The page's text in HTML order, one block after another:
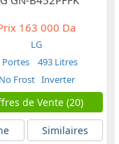
163 000 Da
LG
Portes
493 Litres
No Frost Inverter
de Vente (20)
Similaires